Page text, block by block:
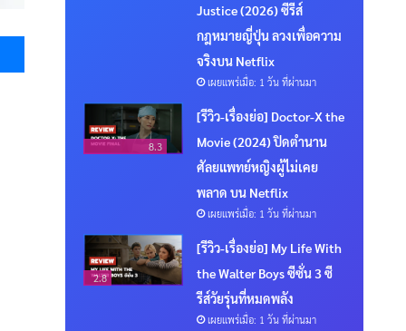
Messenger
Justice (2026) ซีรีส์
กฎหมายญี่ปุ่น ลวงเพื่อความ
จริงบน Netflix
เผยแพร่เมื่อ: 1 วัน ที่ผ่านมา
8.3
[รีวิว-เรื่องย่อ] Doctor-X the
Movie (2024) ปิดตำนาน
ศัลยแพทย์หญิงผู้ไม่เคย
พลาด บน Netflix
เผยแพร่เมื่อ: 1 วัน ที่ผ่านมา
2.8
[รีวิว-เรื่องย่อ] My Life With
the Walter Boys ซีซั่น 3 ซี
รีส์วัยรุ่นที่หมดพลัง
เผยแพร่เมื่อ: 1 วัน ที่ผ่านมา